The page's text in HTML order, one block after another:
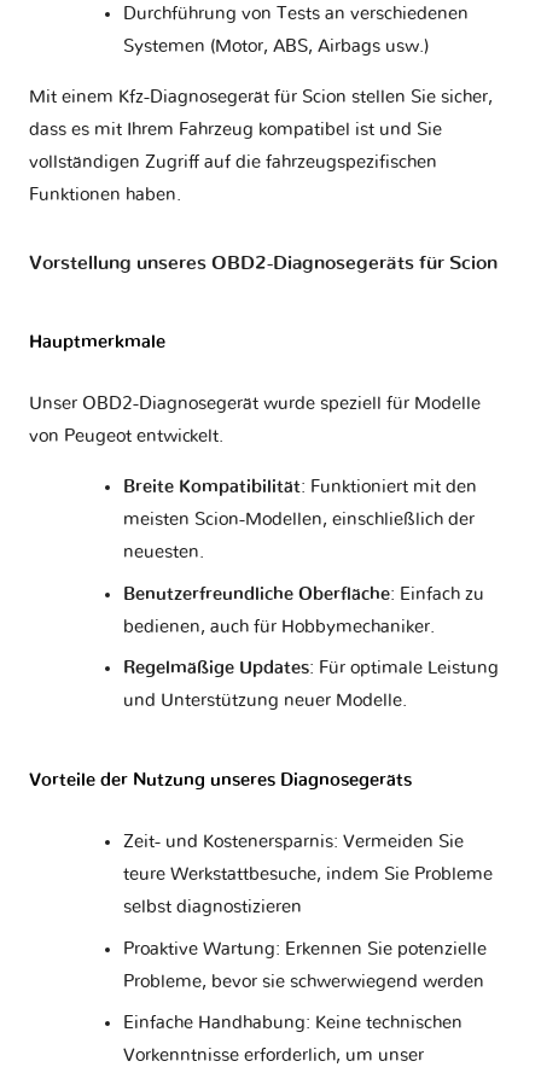
Durchführung von Tests an verschiedenen
Systemen (Motor, ABS, Airbags usw.)
Mit einem Kfz-Diagnosegerät für Scion stellen Sie sicher,
dass es mit Ihrem Fahrzeug kompatibel ist und Sie
vollständigen Zugriff auf die fahrzeugspezifischen
Funktionen haben.
Vorstellung unseres OBD2-Diagnosegeräts für Scion
Hauptmerkmale
Unser OBD2-Diagnosegerät wurde speziell für Modelle
von Peugeot entwickelt.
Breite Kompatibilität: Funktioniert mit den
meisten Scion-Modellen, einschließlich der
neuesten.
Benutzerfreundliche Oberfläche: Einfach zu
bedienen, auch für Hobbymechaniker.
Regelmäßige Updates: Für optimale Leistung
und Unterstützung neuer Modelle.
Vorteile der Nutzung unseres Diagnosegeräts
Zeit- und Kostenersparnis: Vermeiden Sie
teure Werkstattbesuche, indem Sie Probleme
selbst diagnostizieren
Proaktive Wartung: Erkennen Sie potenzielle
Probleme, bevor sie schwerwiegend werden
Einfache Handhabung: Keine technischen
Vorkenntnisse erforderlich, um unser